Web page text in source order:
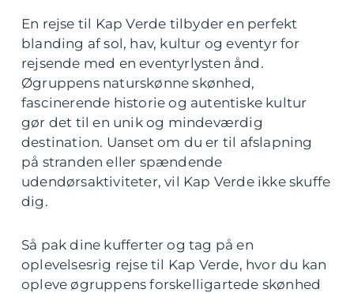
En rejse til Kap Verde tilbyder en perfekt
blanding af sol, hav, kultur og eventyr for
rejsende med en eventyrlysten ånd.
Øgruppens naturskønne skønhed,
fascinerende historie og autentiske kultur
gør det til en unik og mindeværdig
destination. Uanset om du er til afslapning
på stranden eller spændende
udendørsaktiviteter, vil Kap Verde ikke skuffe
dig.
Så pak dine kufferter og tag på en
oplevelsesrig rejse til Kap Verde, hvor du kan
opleve øgruppens forskelligartede skønhed